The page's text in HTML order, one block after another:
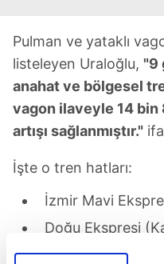
Pulman ve yataklı
listeleyen Uraloğlu, "9
anahat ve bölgesel
vagon ilaveyle 14
artışı sağlanmıştır."
İşte o tren hatları:
İzmir Mavi
Doğu Ekspresi
Güney/Vangölü